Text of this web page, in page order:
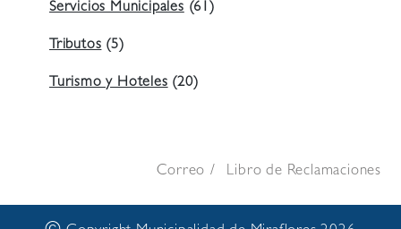
Servicios Municipales(61)
Tributos(5)
Turismo y Hoteles(20)
Correo Libro de Reclamaciones